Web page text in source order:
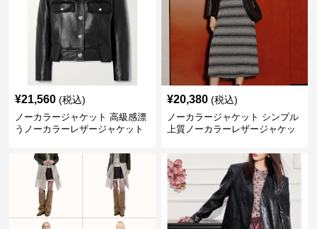
¥21,560 (税込)
ノーカラージャケット 高級感漂
うノーカラーレザージャケット
¥20,380 (税込)
ノーカラージャケット シンプル
上質ノーカラーレザージャケッ